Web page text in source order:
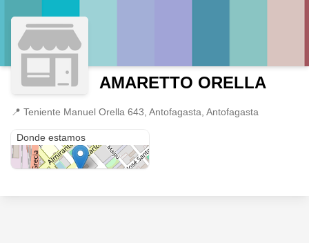
AMARETTO ORELLA
📍 Teniente Manuel Orella 643, Antofagasta, Antofagasta
Donde estamos